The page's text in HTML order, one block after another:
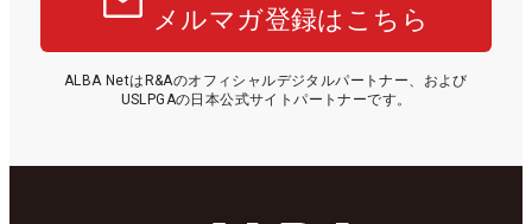
メルマガ登録はこちら
ALBA NetはR&Aのオフィシャルデジタルパートナー、および
USLPGAの日本公式サイトパートナーです。